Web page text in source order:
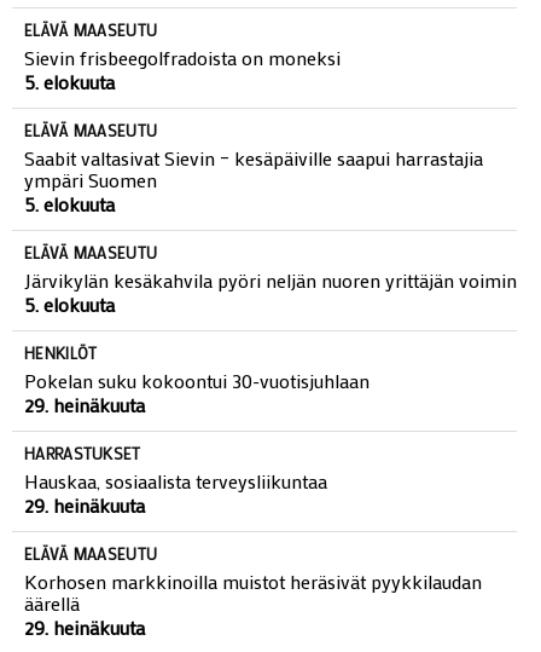
ELÄVÄ MAASEUTU
Sievin frisbeegolfradoista on moneksi
5. elokuuta
ELÄVÄ MAASEUTU
Saabit valtasivat Sievin – kesäpäiville saapui harrastajia
ympäri Suomen
5. elokuuta
ELÄVÄ MAASEUTU
Järvikylän kesäkahvila pyöri neljän nuoren yrittäjän voimin
5. elokuuta
HENKILÖT
Pokelan suku kokoontui 30-vuotisjuhlaan
29. heinäkuuta
HARRASTUKSET
Hauskaa, sosiaalista terveysliikuntaa
29. heinäkuuta
ELÄVÄ MAASEUTU
Korhosen markkinoilla muistot heräsivät pyykkilaudan
äärellä
29. heinäkuuta